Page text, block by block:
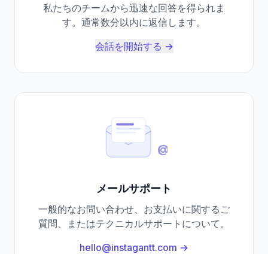
私たちのチームから迅速な回答を得られま
す。通常数分以内に返信します。
会話を開始する →
@
メールサポート
一般的なお問い合わせ、お支払いに関するご
質問、またはテクニカルサポートについて。
hello@instagantt.com →